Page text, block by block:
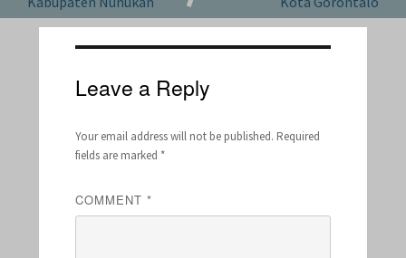
Leave a Reply
Your email address will not be published. Required
fields are marked *
COMMENT *